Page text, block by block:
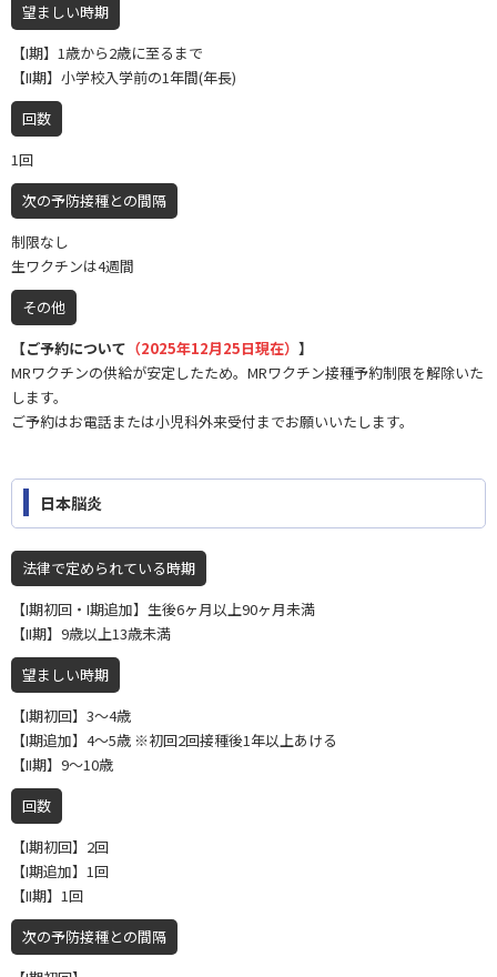
望ましい時期
【I期】1歳から2歳に至るまで
【II期】小学校入学前の1年間(年長)
回数
1回
次の予防接種との間隔
制限なし
生ワクチンは4週間
その他
【ご予約について （2025年12月25日現在） 】
MRワクチンの供給が安定したため。MRワクチン接種予約制限を解除いた
します。
ご予約はお電話または小児科外来受付までお願いいたします。
日本脳炎
法律で定められている時期
【I期初回・I期追加】生後6ヶ月以上90ヶ月未満
【II期】9歳以上13歳未満
望ましい時期
【I期初回】3〜4歳
【I期追加】4〜5歳 ※初回2回接種後1年以上あける
【II期】9〜10歳
回数
【I期初回】2回
【I期追加】1回
【II期】1回
次の予防接種との間隔